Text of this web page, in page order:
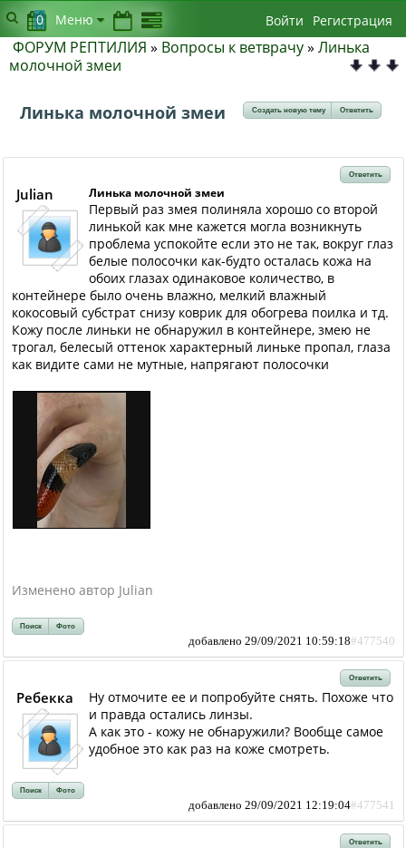
ФОРУМ РЕПТИЛИЯ » Вопросы к ветврачу» Линька
молочной змеи
Линька молочной змеи Создать новую тему Ответить
Ответить
Julian Линька молочной змеи
Первый раз змея полиняла хорошо со второй
линькой как мне кажется могла возникнуть
проблема успокойте если это не так, вокруг глаз
белые полосочки как-будто осталась кожа на
обоих глазах одинаковое количество, в
контейнере было очень влажно, мелкий влажный
кокосовый субстрат снизу коврик для обогрева поилка и тд.
Кожу после линьки не обнаружил в контейнере, змею не
трогал, белесый оттенок характерный линьке пропал, глаза
как видите сами не мутные, напрягают полосочки
Изменено автор Julian
Поиск Фото
добавлено 29/09/2021 10:59:18#477540
Ответить
Ребекка
Ну отмочите ее и попробуйте снять. Похоже что
и правда остались линзы.
А как это - кожу не обнаружили? Вообще самое
удобное это как раз на коже смотреть.
Поиск Фото
добавлено 29/09/2021 12:19:04#477541
Ответить
0 Меню Войти Регистрация